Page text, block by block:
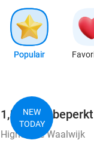
Populair
NEW
TODAY
1,5 uur
HighScore Waalwijk